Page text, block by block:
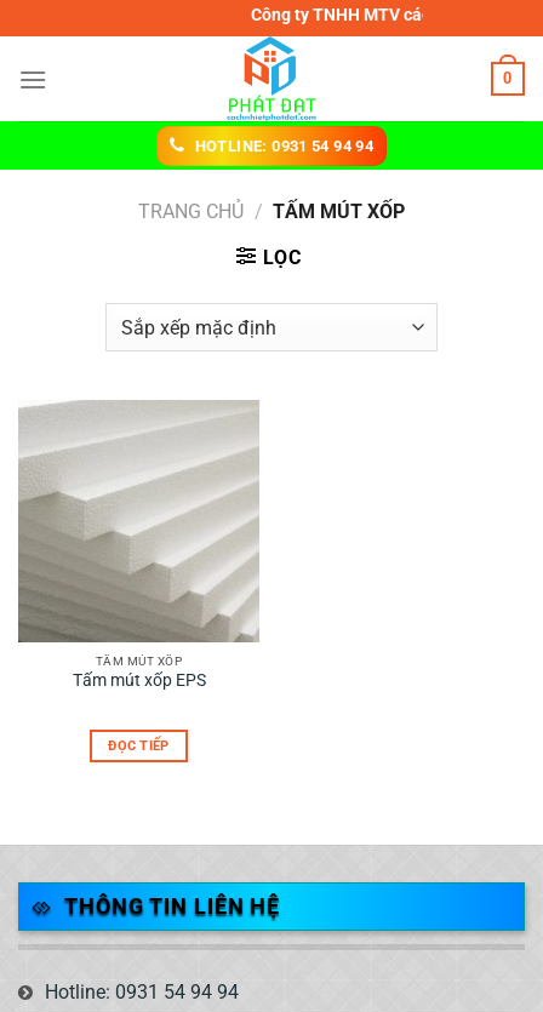
đến
nội
Công ty TNHH MTV cách nhiệt Phát Đạt
0
HOTLINE: 0931 54 94 94
TRANG CHỦ / TẤM MÚT XỐP
LỌC
TẤM MÚT XỐP
Tấm mút xốp EPS
ĐỌC TIẾP
THÔNG TIN LIÊN HỆ
Hotline: 0931 54 94 94